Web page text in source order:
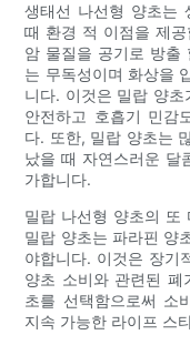
생태선 나선형 양초는
때 환경 적 이점을 제
암 물질을 공기로 방출
는 무독성이며 화상을
니다. 이것은 밀랍 양
안전하고 호흡기 민감
다. 또한, 밀랍 양초는
났을 때 자연스러운 달
가합니다.
밀랍 나선형 양초의 또
밀랍 양초는 파라핀 양
야합니다. 이것은 장기
양초 소비와 관련된
초를 선택함으로써 소
지속 가능한 라이프 스